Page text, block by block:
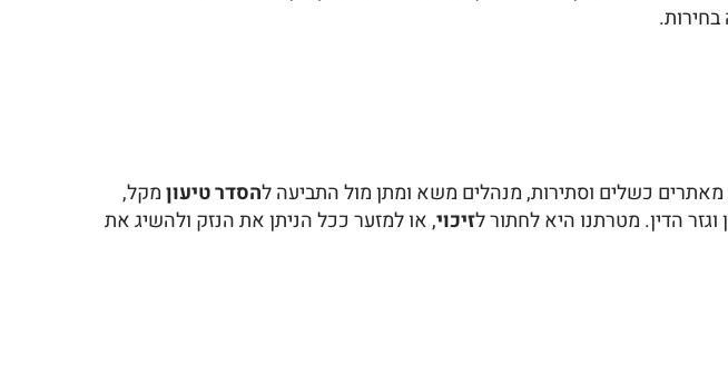
כשלים וסתירות, מנהלים משא ומתן מול התביעה להסדר טיעוןמקל,
הדין. מטרתנו היא לחתור לזיכוי, או למזער ככל הניתן את הנזק ולהשיג את